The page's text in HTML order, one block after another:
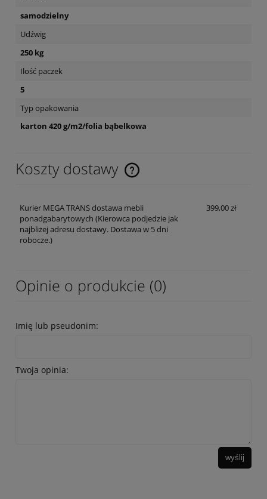
samodzielny
Udźwig
250 kg
Ilość paczek
5
Typ opakowania
karton 420 g/m2/folia bąbelkowa
Koszty dostawy
Cena nie zawiera ewentualnych kosztów płatności
Kurier MEGA TRANS dostawa mebli
ponadgabarytowych (Kierowca podjedzie jak
najbliżej adresu dostawy. Dostawa w 5 dni
robocze.)
399,00 zł
Opinie o produkcie (0)
Imię lub pseudonim:
Twoja opinia:
wyślij